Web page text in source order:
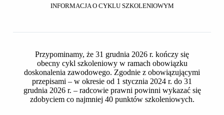
Wielkość pliku
Liczba plików 1
Data utworzenia 2025-04-07
Ostatnia aktualizacja 2025-04-07
Plan zajęć - III rok
INFORMACJA O CYKLU SZKOLENIOWYM
Przypominamy, że 31 grudnia 2026 r. kończy się
obecny cykl szkoleniowy w ramach obowiązku
doskonalenia zawodowego. Zgodnie z obowiązującymi
przepisami – w okresie od 1 stycznia 2024 r. do 31
grudnia 2026 r. – radcowie prawni powinni wykazać się
zdobyciem co najmniej 40 punktów szkoleniowych.